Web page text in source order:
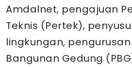
Amdalnet, pengajuan
Teknis (Pertek),
lingkungan,
Bangunan Gedung